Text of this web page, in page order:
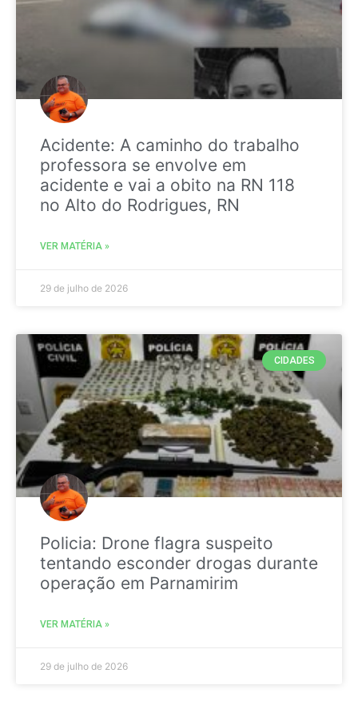
Acidente: A caminho do trabalho
professora se envolve em
acidente e vai a obito na RN 118
no Alto do Rodrigues, RN
VER MATÉRIA »
29 de julho de 2026
CIDADES
Policia: Drone flagra suspeito
tentando esconder drogas durante
operação em Parnamirim
VER MATÉRIA »
29 de julho de 2026